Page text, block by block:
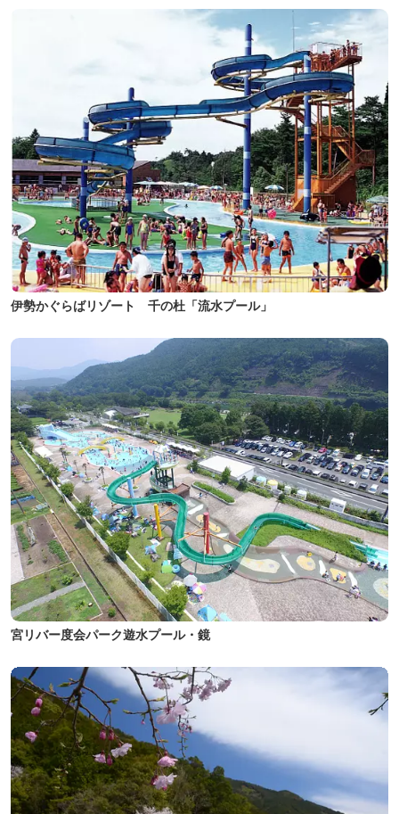
伊勢かぐらばリゾート 千の杜「流水プール」
宮リバー度会パーク遊水プール・鏡